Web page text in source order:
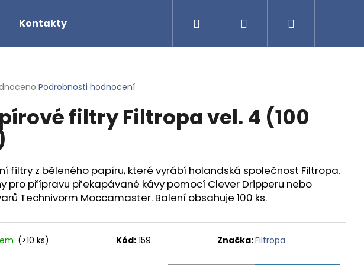
Kontakty Přihlášení
Podrobnosti hodnocení
filtry Filtropa vel. 4 (100
filtry z běleného papíru, které vyrábí holandská společnost Filtropa.
pro přípravu překapávané kávy pomocí Clever Dripperu nebo
Technivorm Moccamaster. Balení obsahuje 100 ks.
(>10 ks) Kód: 159 Značka:Filtropa
HLEDAT
PERU CAJAMARCA - ZRNKOVÁ KÁVA